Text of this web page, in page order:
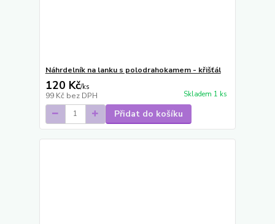
Náhrdelník na lanku s polodrahokamem - křišťál
120 Kč/ks
99 Kč bez DPH Skladem 1 ks
Přidat do košíku